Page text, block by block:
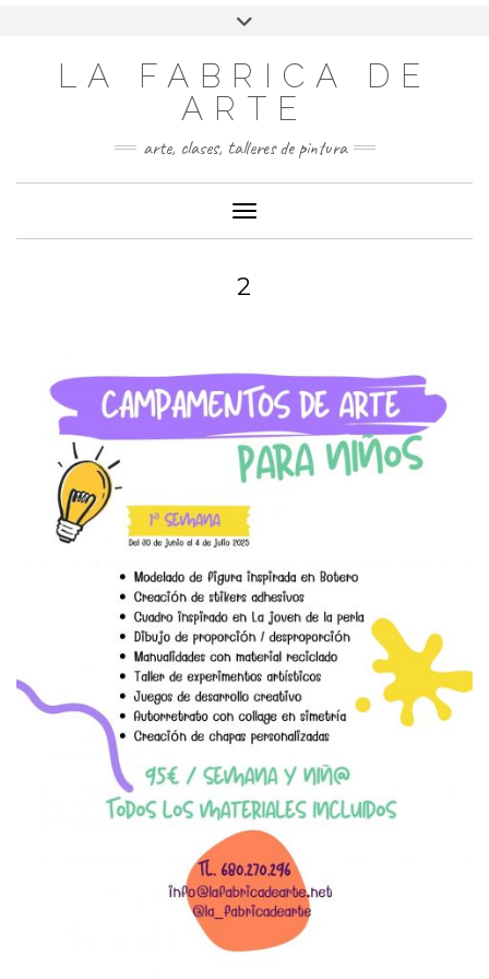
LA FABRICA DE
ARTE
arte, clases, talleres de pintura
Cambiar modo de navegación
2